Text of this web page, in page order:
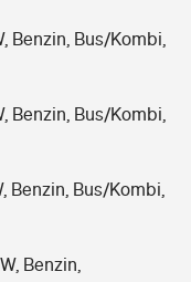
Benzin, Bus/Kombi,
Benzin, Bus/Kombi,
Benzin, Bus/Kombi,
Benzin,